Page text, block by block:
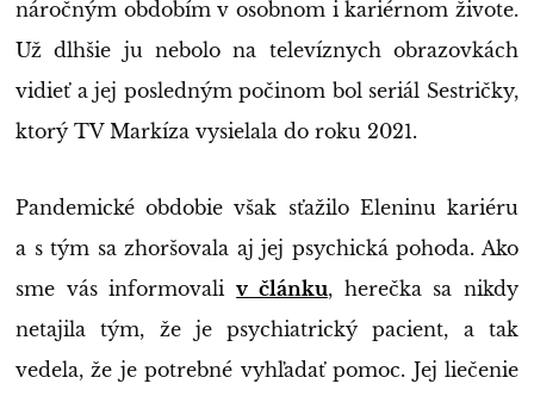
náročným obdobím v osobnom i kariérnom živote.
Už dlhšie ju nebolo na televíznych obrazovkách
vidieť a jej posledným počinom bol seriál Sestričky,
ktorý TV Markíza vysielala do roku 2021.
Pandemické obdobie však sťažilo Eleninu kariéru
a s tým sa zhoršovala aj jej psychická pohoda. Ako
sme vás informovaliv článku, herečka sa nikdy
netajila tým, že je psychiatrický pacient, a tak
vedela, že je potrebné vyhľadať pomoc. Jej liečenie